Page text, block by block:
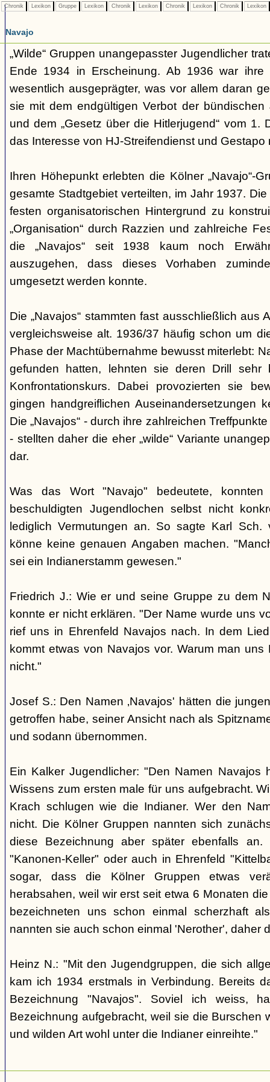
Chronik Lexikon Gruppe Lexikon Chronik Lexikon Chronik Lexikon Chronik Lexikon
Navajo
„Wilde“ Gruppen unangepasster Jugendlicher
Ende 1934 in Erscheinung. Ab 1936 war ihre
wesentlich ausgeprägter, was vor allem daran
sie mit dem endgültigen Verbot der
und dem „Gesetz über die Hitlerjugend“ vom 1.
das Interesse von HJ-Streifendienst und Gestapo
Ihren Höhepunkt erlebten die Kölner „Navajo“-
gesamte Stadtgebiet verteilten, im Jahr 1937.
festen organisatorischen Hintergrund zu
„Organisation“ durch Razzien und zahlreiche
die „Navajos“ seit 1938 kaum noch
auszugehen, dass dieses Vorhaben
umgesetzt werden konnte.
Die „Navajos“ stammten fast ausschließlich aus
vergleichsweise alt. 1936/37 häufig schon um
Phase der Machtübernahme bewusst miterlebt:
gefunden hatten, lehnten sie deren Drill
Konfrontationskurs. Dabei provozierten sie
gingen handgreiflichen Auseinandersetzungen
Die „Navajos“ - durch ihre zahlreichen
- stellten daher die eher „wilde“ Variante
dar.
Was das Wort "Navajo" bedeutete, konnten
beschuldigten Jugendlochen selbst nicht
lediglich Vermutungen an. So sagte Karl
könne keine genauen Angaben machen.
sei ein Indianerstamm gewesen."
Friedrich J.: Wie er und seine Gruppe zu dem
konnte er nicht erklären. "Der Name wurde uns
rief uns in Ehrenfeld Navajos nach. In dem
kommt etwas von Navajos vor. Warum man
nicht."
Josef S.: Den Namen ‚Navajos' hätten die
getroffen habe, seiner Ansicht nach als
und sodann übernommen.
Ein Kalker Jugendlicher: "Den Namen Navajos
Wissens zum ersten male für uns aufgebracht.
Krach schlugen wie die Indianer. Wer den
nicht. Die Kölner Gruppen nannten sich
diese Bezeichnung aber später ebenfalls
"Kanonen-Keller" oder auch in Ehrenfeld
sogar, dass die Kölner Gruppen etwas
herabsahen, weil wir erst seit etwa 6 Monaten
bezeichneten uns schon einmal scherzhaft
nannten sie auch schon einmal 'Nerother', daher
Heinz N.: "Mit den Jugendgruppen, die sich
kam ich 1934 erstmals in Verbindung. Bereits
Bezeichnung "Navajos". Soviel ich weiss,
Bezeichnung aufgebracht, weil sie die Burschen
und wilden Art wohl unter die Indianer einreihte."